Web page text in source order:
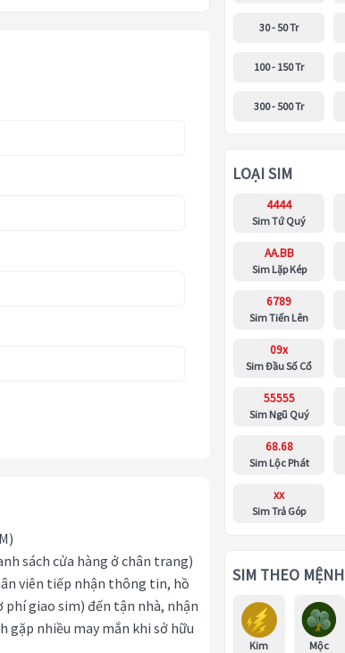
sách cửa hàng ở chân trang)
viên tiếp nhận thông tin, hồ
phí giao sim) đến tận nhà, nhận
gặp nhiều may mắn khi sở hữu
30 - 50 Tr
100 - 150 Tr
300 - 500 Tr
LOẠI SIM
4444
Sim Tứ Quý
AA.BB
Sim Lặp Kép
6789
Sim Tiến Lên
09x
Sim Đầu Số Cổ
55555
Sim Ngũ Quý
68.68
Sim Lộc Phát
xx
Sim Trả Góp
SIM THEO MỆNH
Kim Mộc